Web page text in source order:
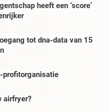
heeft een ‘score’
tot dna-data van 15
profitorganisatie
airfryer?